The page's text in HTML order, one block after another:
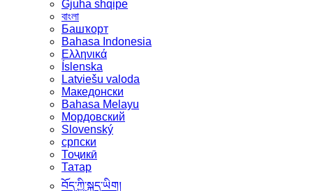
Gjuha shqipe
বাংলা
Башҡорт
Bahasa Indonesia
Ελληνικά
Íslenska
Latviešu valoda
Македонски
Bahasa Melayu
Мордовский
Slovenský
српски
Тоҷикӣ
Татар
བོད་ཀྱི་སྐད་ཡིག།